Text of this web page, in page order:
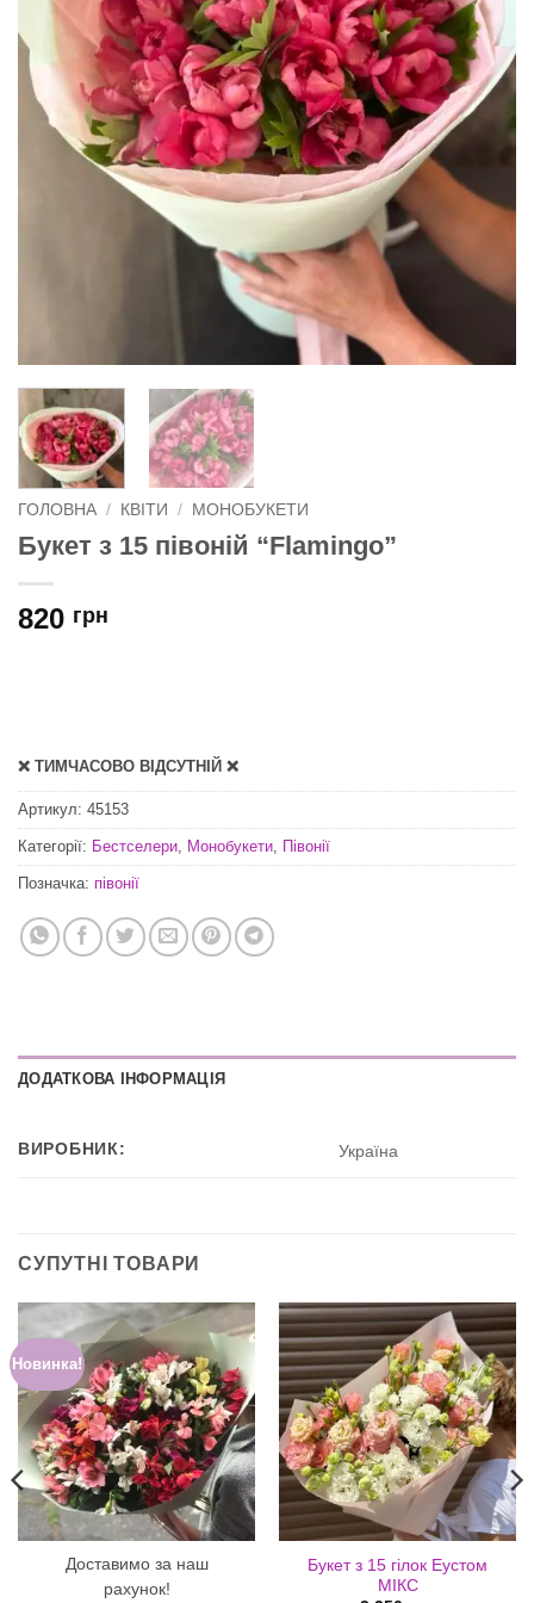
ГОЛОВНА / КВІТИ / МОНОБУКЕТИ
Букет з 15 півоній “Flamingo”
820 грн
❌ ТИМЧАСОВО ВІДСУТНІЙ ❌
Артикул: 45153
Категорії: Бестселери, Монобукети, Півонії
Позначка: півонії
ДОДАТКОВА ІНФОРМАЦІЯ
ВИРОБНИК: Україна
СУПУТНІ ТОВАРИ
Новинка!
Доставимо за наш
рахунок!
Букет з 15 гілок Еустом
МІКС